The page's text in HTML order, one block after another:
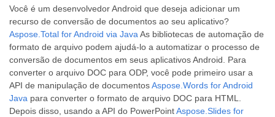
Você é um desenvolvedor Android que deseja adicionar um
recurso de conversão de documentos ao seu aplicativo?
Aspose.Total for Android via Java As bibliotecas de automação de
formato de arquivo podem ajudá-lo a automatizar o processo de
conversão de documentos em seus aplicativos Android. Para
converter o arquivo DOC para ODP, você pode primeiro usar a
API de manipulação de documentosAspose.Words for Android
Java para converter o formato de arquivo DOC para HTML.
Depois disso, usando a API do PowerPointAspose.Slides for